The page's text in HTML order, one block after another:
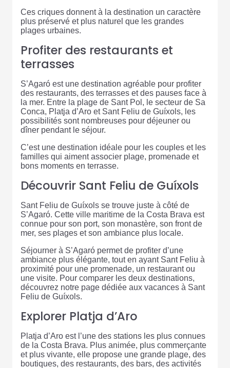
Ces criques donnent à la destination un caractère
plus préservé et plus naturel que les grandes
plages urbaines.
Profiter des restaurants et
terrasses
S’Agaró est une destination agréable pour profiter
des restaurants, des terrasses et des pauses face à
la mer. Entre la plage de Sant Pol, le secteur de Sa
Conca, Platja d’Aro et Sant Feliu de Guíxols, les
possibilités sont nombreuses pour déjeuner ou
dîner pendant le séjour.
C’est une destination idéale pour les couples et les
familles qui aiment associer plage, promenade et
bons moments en terrasse.
Découvrir Sant Feliu de Guíxols
Sant Feliu de Guíxols se trouve juste à côté de
S’Agaró. Cette ville maritime de la Costa Brava est
connue pour son port, son monastère, son front de
mer, ses plages et son ambiance plus locale.
Séjourner à S’Agaró permet de profiter d’une
ambiance plus élégante, tout en ayant Sant Feliu à
proximité pour une promenade, un restaurant ou
une visite. Pour comparer les deux destinations,
découvrez notre page dédiée aux vacances à Sant
Feliu de Guíxols.
Explorer Platja d’Aro
Platja d’Aro est l’une des stations les plus connues
de la Costa Brava. Plus animée, plus commerçante
et plus vivante, elle propose une grande plage, des
boutiques, des restaurants, des bars, des activités